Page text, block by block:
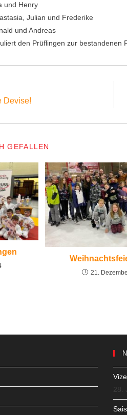
und Henry
Julian und Frederike
und Andreas
den Prüflingen zur bestandenen
Devise!
GEFALLEN
21.
28.